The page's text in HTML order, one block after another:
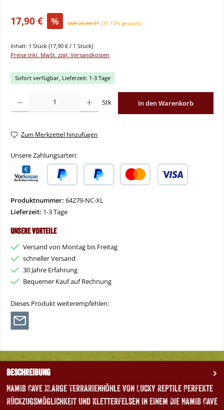
17,90 € % UVP 25,99 €* (31.13% gespart)
Inhalt: 1 Stück (17,90 € / 1 Stück)
Preise inkl. MwSt. zzgl. Versandkosten
Sofort verfügbar, Lieferzeit: 1-3 Tage
Stk In den Warenkorb
Zum Merkzettel hinzufügen
Unsere Zahlungsarten:
Produktnummer: 64279-NC-XL
Lieferzeit: 1-3 Tage
Unsere Vorteile
Versand von Montag bis Freitag
schneller Versand
30 Jahre Erfahrung
Bequemer Kauf auf Rechnung
Dieses Produkt weiterempfehlen:
Beschreibung
Namib Cave XLarge Terrarienhöhle von Lucky Reptile Perfekte
Rückzugsmöglichkeit und Kletterfelsen in einem Die Namib Cave